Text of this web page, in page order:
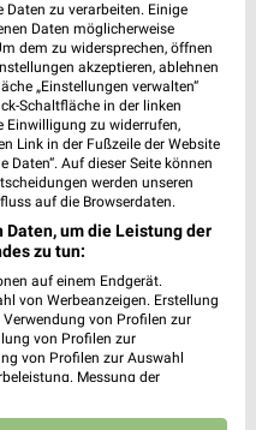
113-115
Uhr | Geöffnet
Uhr | Geöffnet
Daten zu verarbeiten. Einige
Daten möglicherweise
dem zu widersprechen, öffnen
akzeptieren, ablehnen
„Einstellungen verwalten“
Schaltfläche in der linken
Einwilligung zu widerrufen,
Link in der Fußzeile der Website
Daten“. Auf dieser Seite können
werden unseren
auf die Browserdaten.
um die Leistung der
zu tun:
auf einem Endgerät.
von Werbeanzeigen. Erstellung
von Profilen zur
von Profilen zur
von Profilen zur Auswahl
Messung der
Quellen. Entwicklung und